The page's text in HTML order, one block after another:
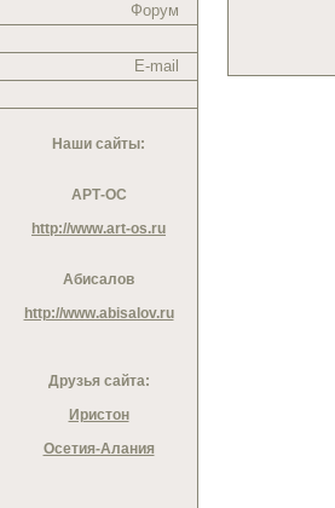
Форум
E-mail
Наши сайты:
АРТ-ОС
http://www.art-os.ru
Абисалов
http://www.abisalov.ru
Друзья сайта:
Иристон
Осетия-Алания